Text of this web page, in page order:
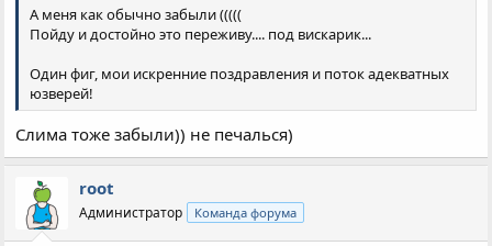
А меня как обычно забыли (((((
Пойду и достойно это переживу.... под вискарик...
Один фиг, мои искренние поздравления и поток адекватных
юзверей!
Слима тоже забыли)) не печалься)
root
Администратор Команда форума